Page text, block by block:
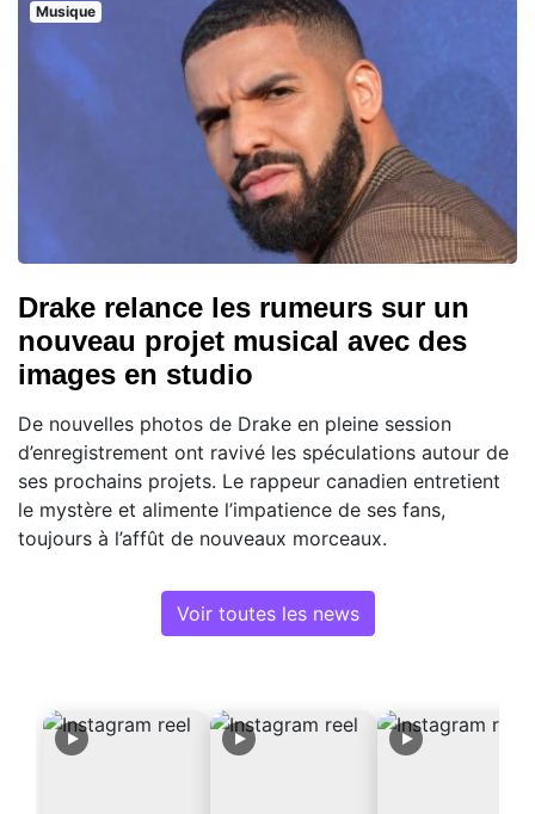
Musique
Drake relance les rumeurs sur un
nouveau projet musical avec des
images en studio
De nouvelles photos de Drake en pleine session
d’enregistrement ont ravivé les spéculations autour de
ses prochains projets. Le rappeur canadien entretient
le mystère et alimente l’impatience de ses fans,
toujours à l’affût de nouveaux morceaux.
Voir toutes les news